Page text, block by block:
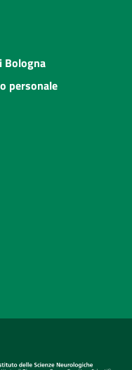
Bologna
personale